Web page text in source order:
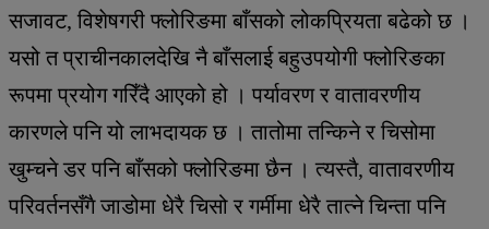
सजावट, विशेषगरी फ्लोरिङमा बाँसको लोकप्रियता बढेको छ ।
यसो त प्राचीनकालदेखि नै बाँसलाई बहुउपयोगी फ्लोरिङका
रूपमा प्रयोग गरिँदै आएको हो । पर्यावरण र वातावरणीय
कारणले पनि यो लाभदायक छ । तातोमा तन्किने र चिसोमा
खुम्चने डर पनि बाँसको फ्लोरिङमा छैन । त्यस्तै, वातावरणीय
परिवर्तनसँगै जाडोमा धेरै चिसो र गर्मीमा धेरै तात्ने चिन्ता पनि